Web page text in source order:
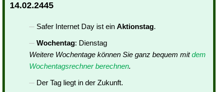
14.02.2445
Safer Internet Day ist ein Aktionstag.
Wochentag: Dienstag
Weitere Wochentage können Sie ganz bequem mitdem
Wochentagsrechner berechnen.
Der Tag liegt in der Zukunft.